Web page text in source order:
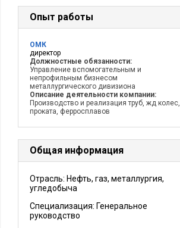
Опыт работы
ОМК
директор
Должностные обязанности:
Управление вспомогательным и
непрофильным бизнесом
металлургического дивизиона
Описание деятельности компании:
Производство и реализация труб, жд колес,
проката, ферросплавов
Общая информация
Отрасль: Нефть, газ, металлургия,
угледобыча
Специализация: Генеральное
руководство